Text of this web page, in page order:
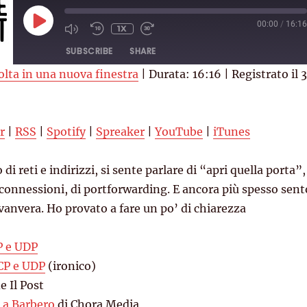
PLAY
EPISODE
1X 00:00 / 16:16
SUBSCRIBE SHARE
in una nuova finestra| Durata: 16:16 Registrato il 3
| RSS Spotify| Spreaker|YouTube iTunes
di reti e indirizzi, si sente parlare di “apri quella porta”,
connessioni, di portforwarding. E ancora più spesso
Ho provato a fare un po’ di chiarezza
e UDP
e UDP(ironico)
Il Post
Barbero di Chora Media